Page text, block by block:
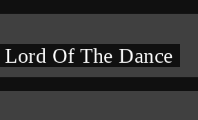
Lord Of The Dance